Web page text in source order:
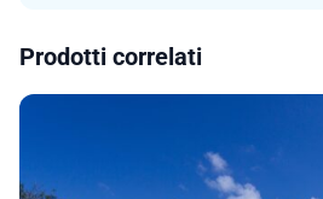
Prodotti correlati